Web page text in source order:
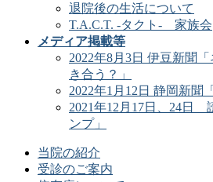
退院後の生活について
T.A.C.T. -タクト- 家族会
メディア掲載等
2022年8月3日 伊豆新聞
き合う？」
2022年1月12日 静岡新聞
2021年12月17日、24日
ンプ」
当院の紹介
受診のご案内